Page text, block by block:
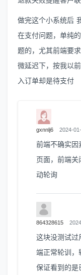
做完这个小系统后
在支付问题，单纯
题的，尤其前端要
微延迟下，按我以
入订单却是待支付
gxnnlj6 2024-
前端不确实因
页面，前端关
动轮询
864328615
这块没测试过
端正常轮训，
保证看到的是